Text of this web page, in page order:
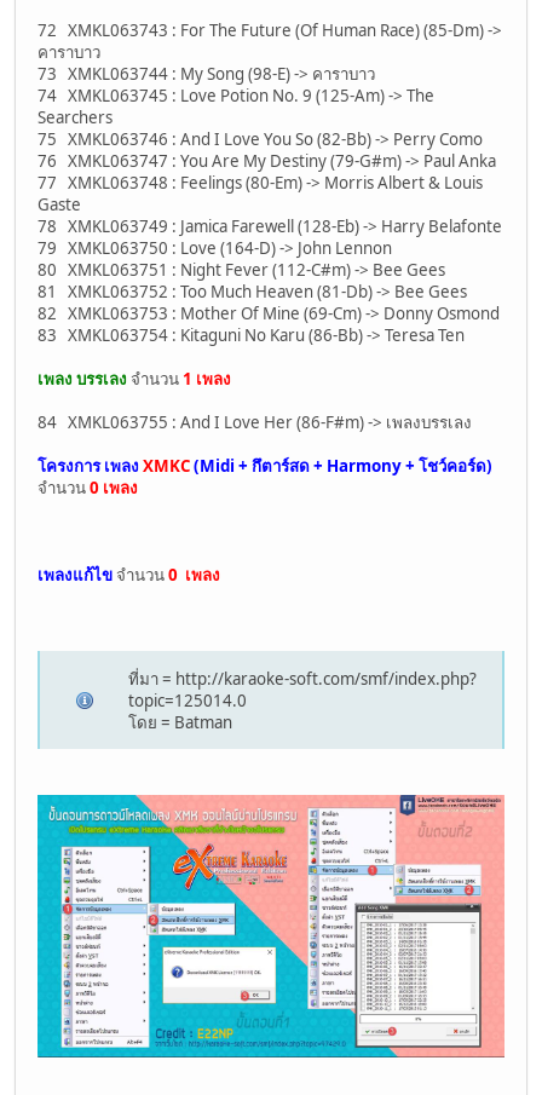
72 XMKL063743 : For The Future (Of Human Race) (85-Dm) ->
คาราบาว
73 XMKL063744 : My Song (98-E) -> คาราบาว
74 XMKL063745 : Love Potion No. 9 (125-Am) -> The
Searchers
75 XMKL063746 : And I Love You So (82-Bb) -> Perry Como
76 XMKL063747 : You Are My Destiny (79-G#m) -> Paul Anka
77 XMKL063748 : Feelings (80-Em) -> Morris Albert & Louis
Gaste
78 XMKL063749 : Jamica Farewell (128-Eb) -> Harry Belafonte
79 XMKL063750 : Love (164-D) -> John Lennon
80 XMKL063751 : Night Fever (112-C#m) -> Bee Gees
81 XMKL063752 : Too Much Heaven (81-Db) -> Bee Gees
82 XMKL063753 : Mother Of Mine (69-Cm) -> Donny Osmond
83 XMKL063754 : Kitaguni No Karu (86-Bb) -> Teresa Ten
เพลง บรรเลง จำนวน 1 เพลง
84 XMKL063755 : And I Love Her (86-F#m) -> เพลงบรรเลง
โครงการ เพลง XMKC(Midi + กึตาร์สด + Harmony + โชว์คอร์ด)
จำนวน0 เพลง
เพลงแก้ไข จำนวน0 เพลง
ที่มา = http://karaoke-soft.com/smf/index.php?
topic=125014.0
โดย = Batman